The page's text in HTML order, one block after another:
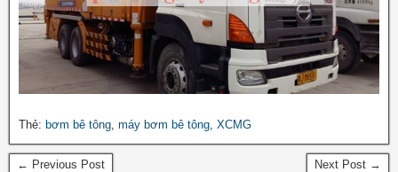
Thẻ: bơm bê tông máy bơm bê tông XCMG
← Previous Post Next Post →